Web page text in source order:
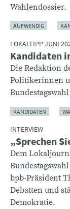
Wahlendossier.
AUFWENDIG
LOKALTIPP JUNI
Kandidaten
Die Redaktion
Politikerinnen
KANDIDATEN
INTERVIEW
„Sprechen
Dem
bpb-Präsident
Debatten und
Demokratie.